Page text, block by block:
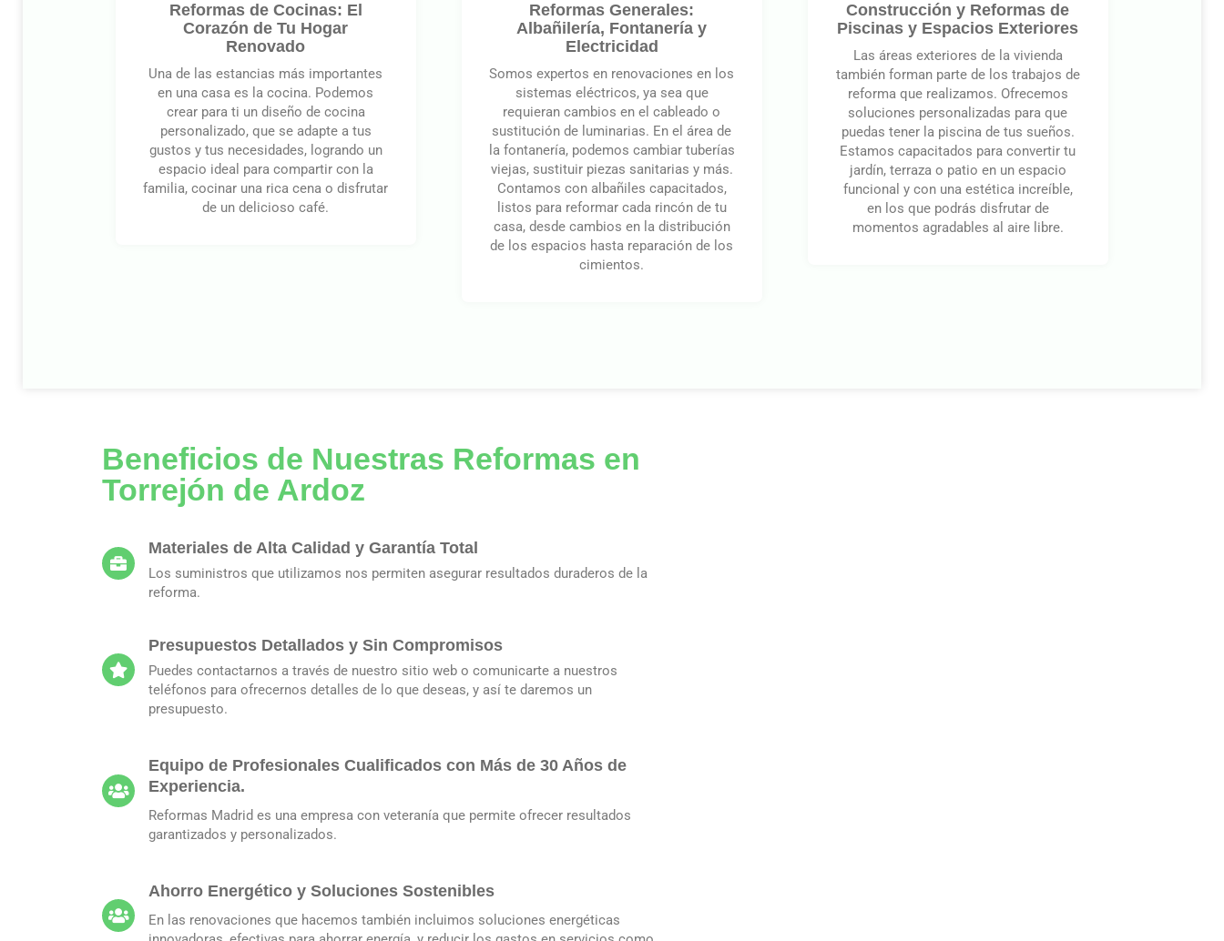
Reformas de Cocinas: El
Corazón de Tu Hogar
Renovado
Una de las estancias más importantes
en una casa es la cocina. Podemos
crear para ti un diseño de cocina
personalizado, que se adapte a tus
gustos y tus necesidades, logrando un
espacio ideal para compartir con la
familia, cocinar una rica cena o disfrutar
de un delicioso café.
Reformas Generales:
Albañilería, Fontanería y
Electricidad
Somos expertos en renovaciones en los
sistemas eléctricos, ya sea que
requieran cambios en el cableado o
sustitución de luminarias. En el área de
la fontanería, podemos cambiar tuberías
viejas, sustituir piezas sanitarias y más.
Contamos con albañiles capacitados,
listos para reformar cada rincón de tu
casa, desde cambios en la distribución
de los espacios hasta reparación de los
cimientos.
Construcción y Reformas de
Piscinas y Espacios Exteriores
Las áreas exteriores de la vivienda
también forman parte de los trabajos de
reforma que realizamos. Ofrecemos
soluciones personalizadas para que
puedas tener la piscina de tus sueños.
Estamos capacitados para convertir tu
jardín, terraza o patio en un espacio
funcional y con una estética increíble,
en los que podrás disfrutar de
momentos agradables al aire libre.
Beneficios de Nuestras Reformas en
Torrejón de Ardoz
Materiales de Alta Calidad y Garantía Total
Los suministros que utilizamos nos permiten asegurar resultados duraderos de la
reforma.
Presupuestos Detallados y Sin Compromisos
Puedes contactarnos a través de nuestro sitio web o comunicarte a nuestros
teléfonos para ofrecernos detalles de lo que deseas, y así te daremos un
presupuesto.
Equipo de Profesionales Cualificados con Más de 30 Años de
Experiencia.
Reformas Madrid es una empresa con veteranía que permite ofrecer resultados
garantizados y personalizados.
Ahorro Energético y Soluciones Sostenibles
En las renovaciones que hacemos también incluimos soluciones energéticas